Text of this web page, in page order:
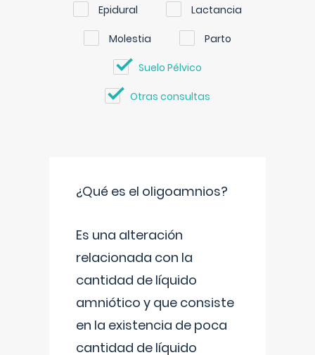
Epidural Lactancia
Molestia Parto
Suelo Pélvico
Otras consultas
¿Qué es el oligoamnios?
Es una alteración
relacionada con la
cantidad de líquido
amniótico y que consiste
en la existencia de poca
cantidad de líquido